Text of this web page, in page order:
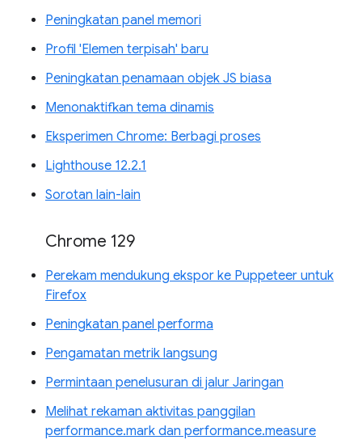
Peningkatan panel memori
Profil 'Elemen terpisah' baru
Peningkatan penamaan objek JS biasa
Menonaktifkan tema dinamis
Eksperimen Chrome: Berbagi proses
Lighthouse 12.2.1
Sorotan lain-lain
Chrome 129
Perekam mendukung ekspor ke Puppeteer untuk
Firefox
Peningkatan panel performa
Pengamatan metrik langsung
Permintaan penelusuran di jalur Jaringan
Melihat rekaman aktivitas panggilan
performance.mark dan performance.measure